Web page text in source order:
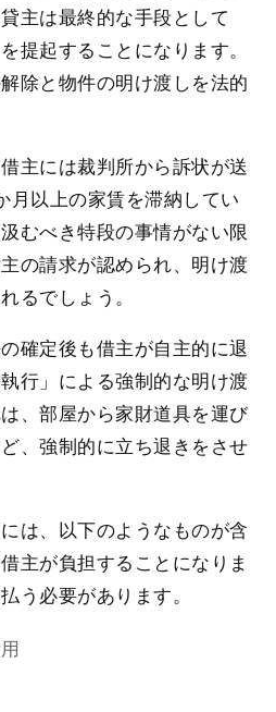
主は最終的な手段として
提起することになります。
除と物件の明け渡しを法的
主には裁判所から訴状が送
月以上の家賃を滞納してい
むべき特段の事情がない限
の請求が認められ、明け渡
るでしょう。
確定後も借主が自主的に退
行」による強制的な明け渡
、部屋から家財道具を運び
、強制的に立ち退きをさせ
は、以下のようなものが含
主が負担することになりま
う必要があります。